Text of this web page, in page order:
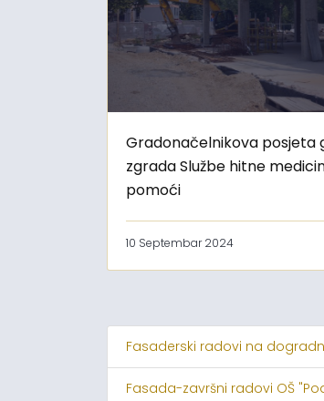
Gradonačelnikova posjeta
zgrada Službe hitne
pomoći
10 Septembar 2024
Fasaderski radovi na
Fasada-završni radovi OŠ